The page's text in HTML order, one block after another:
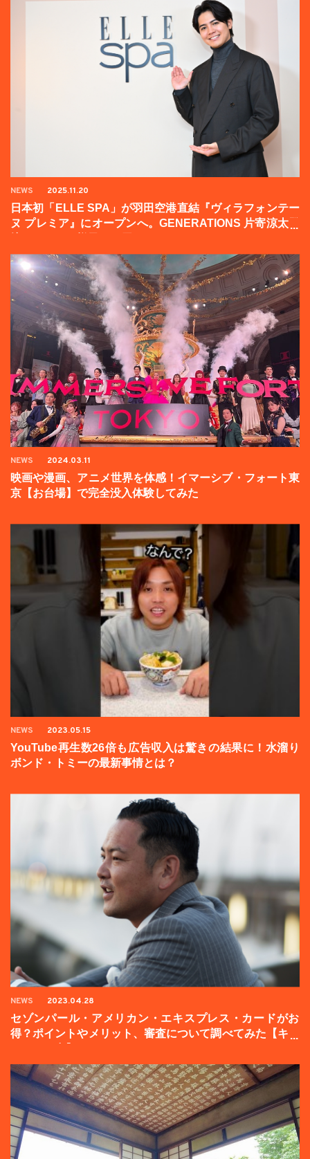
NEWS 2025.11.20
日本初「ELLE SPA」が羽田空港直結『ヴィラフォンテー
ヌ プレミア』にオープンへ。GENERATIONS 片寄涼太登
NEWS 2024.03.11
映画や漫画、アニメ世界を体感！イマーシブ・フォート東
京【お台場】で完全没入体験してみた
NEWS 2023.05.15
YouTube再生数26倍も広告収入は驚きの結果に！水溜り
ボンド・トミーの最新事情とは？
NEWS 2023.04.28
セゾンパール・アメリカン・エキスプレス・カードがお
得？ポイントやメリット、審査について調べてみた【キャ